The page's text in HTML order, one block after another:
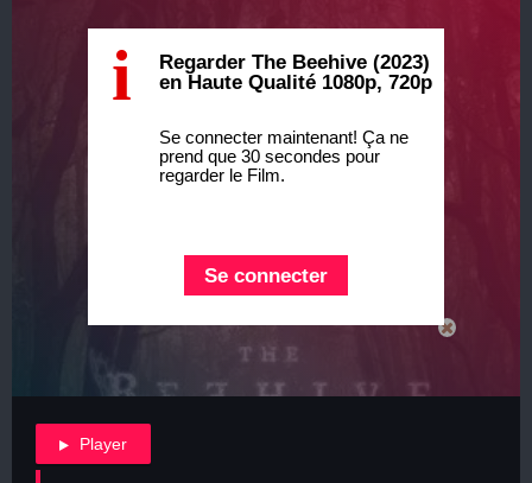
i
Regarder The Beehive (2023)
en Haute Qualité 1080p, 720p
Se connecter maintenant! Ça ne
prend que 30 secondes pour
regarder le Film.
Se connecter
Player